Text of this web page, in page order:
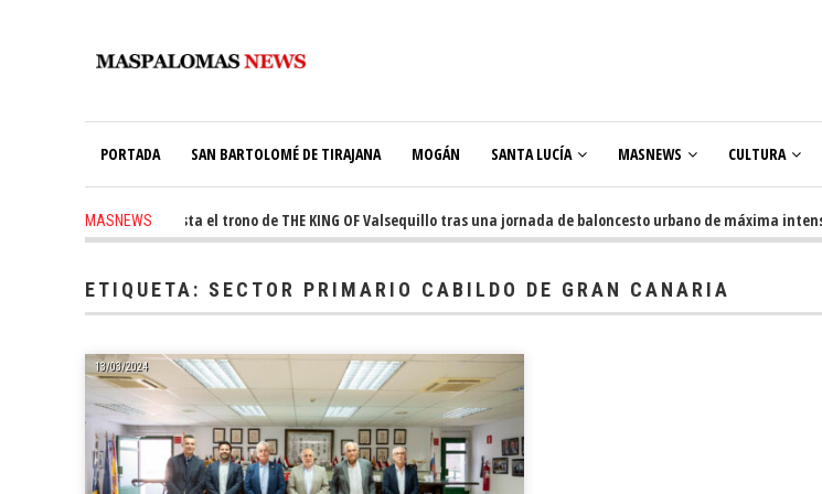
PORTADA SAN BARTOLOMÉ DE TIRAJANA MOGÁN SANTA LUCÍA MASNEWS CULTURA
MASNEWS
Ale Martín conquista el trono de THE KING OF Valsequillo tras una jornada de baloncesto urbano de máxima intensidad
ETIQUETA: SECTOR PRIMARIO CABILDO DE GRAN CANARIA
13/03/2024